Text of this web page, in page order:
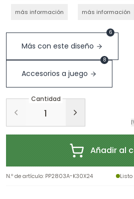
más información más información
Más con este diseño
6
Accesorios a juego
8
Cantidad
Añadir al
N.º de artículo: PP2803A-K30X24